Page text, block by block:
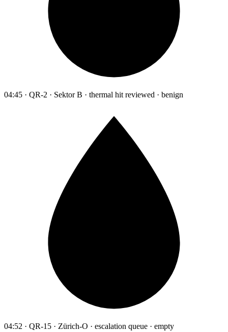
04:45 · QR-2 · Sektor B · thermal hit reviewed · benign
04:52 · QR-15 · Zürich-O · escalation queue · empty